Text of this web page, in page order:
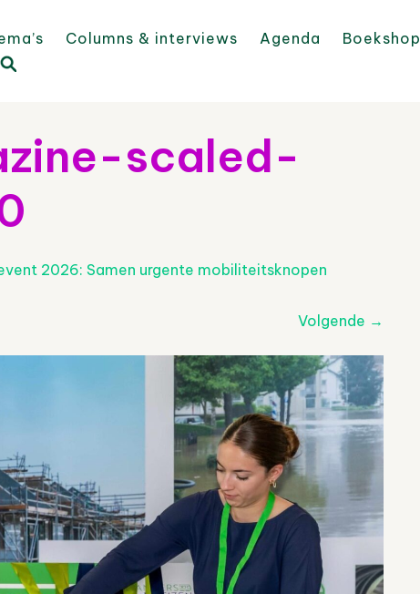
Columns & interviews Agenda Boekshop
scaled-
2026: Samen urgente mobiliteitsknopen
Volgende →